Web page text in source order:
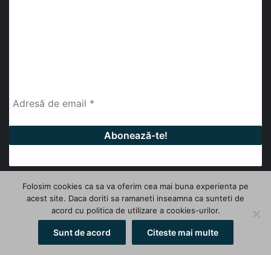
© Copyright 2026, All Rights Reserved | InfoHale
FacebookLinkedInYouTube
Folosim cookies ca sa va oferim cea mai buna experienta pe
acest site. Daca doriti sa ramaneti inseamna ca sunteti de
acord cu politica de utilizare a cookies-urilor.
Sunt de acord Citeste mai multe